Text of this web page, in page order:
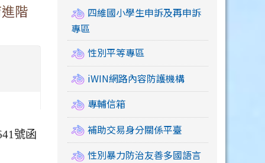
階
號函
四維國小學生申訴及再申訴
專區
性別平等專區
iWIN網路內容防護機構
專輔信箱
補助交易身分關係平臺
性別暴力防治友善多國語言